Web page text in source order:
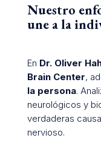
Nuestro
une a la
En Dr. Oliver
Brain Center,
la persona.
neurológicos y
verdaderas
nervioso.